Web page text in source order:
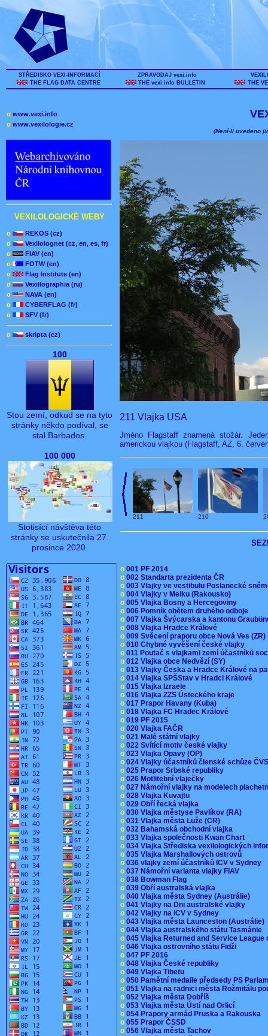
STŘEDISKO VEXI-INFORMACÍ
THE FLAG DATA CENTRE
ZPRAVODAJ vexi.info
THE vexi.info BULLETIN
THE
o www.vexi.info
o www.vexilologie.cz
VEXILOLOGICKÉ WEBY
o
REKOS (cz)
o
Vexilolognet (cz, en, es, fr)
o
FIAV (en)
o
FOTW (en)
o
Flag Institute (en)
o
Vexillographia (ru)
o
NAVA (en)
o
CYBERFLAG (fr)
o
SFV (fr)
o skripta (cz)
100
Stou zemí, odkud se na tyto
stránky někdo podíval, se
stal Barbados.
100 000
Stotisící návštěva této
stránky se uskutečnila 27.
prosince 2020.
(Není-li uvedeno
211 Vlajka USA
Jméno Flagstaff znamená stožár.
americkou vlajkou (Flagstaff, AZ, 6.
211 210
o 001 PF 2014
o 002 Standarta prezidenta ČR
o 003 Vlajky ve vestibulu Poslanecké
o 004 Vlajky v Melku (Rakousko)
o 005 Vlajka Bosny a Hercegoviny
o 006 Pomník obětem druhého odboje
o 007 Vlajka Švýcarska a kantonu
o 008 Vlajka Hradce Králové
o 009 Svěcení praporu obce Nová Ves
o 010 Chybné vyvěšení české vlajky
o 011 Poutač s vlajkami zemí účastníků
o 012 Vlajka obce Nedvězí (SY)
o 013 Vlajky Česka a Hradce Králové na
o 014 Vlajka SPŠStav v Hradci Králové
o 015 Vlajka Izraele
o 016 Vlajka ZZS Ústeckého kraje
o 017 Prapor Havany (Kuba)
o 018 Vlajka FC Hradec Králové
o 019 PF 2015
o 020 Vlajka FAČR
o 021 Malé státní vlajky
o 022 Svítící motiv české vlajky
o 023 Vlajka Opavy (OP)
o 024 Vlajky účastníků členské schůze
o 025 Prapor Srbské republiky
o 026 Motlitební vlaječky
o 027 Námořní vlajky na modelech
o 028 Vlajka Kuvajtu
o 029 Obří řecká vlajka
o 030 Vlajka městyse Pavlíkov (RA)
o 031 Vlajka města Luže (CR)
o 032 Bahamská obchodní vlajka
o 033 Vlajka společnosti Kwan Chart
o 034 Vlajka Střediska vexilologických
o 035 Vlajka Marshallových ostrovů
o 036 vlajky zemí účastníků ICV v Sydney
o 037 Námořní varianta vlajky FIAV
o 038 Bowman Flag
o 039 Obří australská vlajka
o 040 Vlajka města Sydney (Austrálie)
o 041 Vlajky na Dni australské vlajky
o 042 Vlajky na ICV v Sydney
o 043 Vlajka města Launceston (Austrálie)
o 044 Vlajka australského státu Tasmánie
o 045 Vlajka Returned and Service
o 046 Vlajka ostrovního státu Fidži
o 047 PF 2016
o 048 Vlajka České republiky
o 049 Vlajka Tibetu
o 050 Pamětní medaile předsedy PS
o 051 Vlajka na radnici města Rožmitálu
o 052 Vlajka města Dobříš
o 053 Vlajka města Ústí nad Orlicí
o 054 Prapory armád Pruska a Rakouska
o 055 Prapor ČSSD
o 056 Vlajka města Tachov